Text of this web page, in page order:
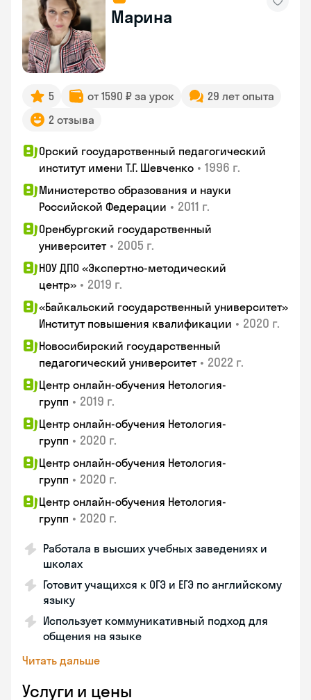
Марина
5 от 1590 ₽ за урок
29 лет опыта
2 отзыва
Орский государственный педагогический
институт имени Т.Г. Шевченко • 1996 г.
Министерство образования и науки
Российской Федерации • 2011 г.
Оренбургский государственный
университет • 2005 г.
НОУ ДПО «Экспертно-методический
центр» • 2019 г.
«Байкальский государственный университет»
Институт повышения квалификации • 2020 г.
Новосибирский государственный
педагогический университет • 2022 г.
Центр онлайн-обучения Нетология-
групп • 2019 г.
Центр онлайн-обучения Нетология-
групп • 2020 г.
Центр онлайн-обучения Нетология-
групп • 2020 г.
Центр онлайн-обучения Нетология-
групп • 2020 г.
Работала в высших учебных заведениях и
школах
Готовит учащихся к ОГЭ и ЕГЭ по английскому
языку
Использует коммуникативный подход для
общения на языке
Читать дальше
Услуги и цены